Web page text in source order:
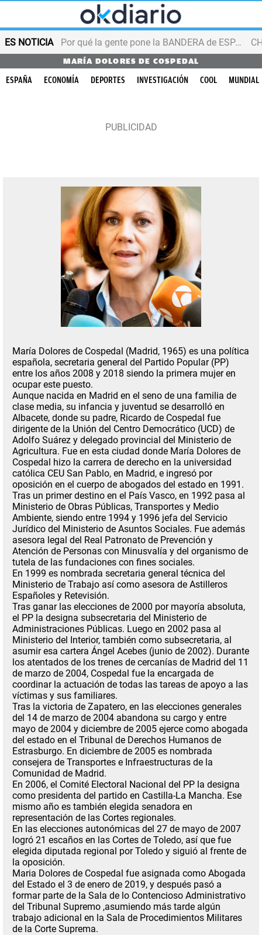
ES NOTICIA Por qué la gente pone la BANDERA de ESPAÑA en el balcón
MARÍA DOLORES DE COSPEDAL
ESPAÑA ECONOMÍA DEPORTES INVESTIGACIÓN COOL MUNDIAL
María Dolores de Cospedal (Madrid, 1965) es una política
española, secretaria general del Partido Popular (PP)
entre los años 2008 y 2018 siendo la primera mujer en
ocupar este puesto.
Aunque nacida en Madrid en el seno de una familia de
clase media, su infancia y juventud se desarrolló en
Albacete, donde su padre, Ricardo de Cospedal fue
dirigente de la Unión del Centro Democrático (UCD) de
Adolfo Suárez y delegado provincial del Ministerio de
Agricultura. Fue en esta ciudad donde María Dolores de
Cospedal hizo la carrera de derecho en la universidad
católica CEU San Pablo, en Madrid, e ingresó por
oposición en el cuerpo de abogados del estado en 1991.
Tras un primer destino en el País Vasco, en 1992 pasa al
Ministerio de Obras Públicas, Transportes y Medio
Ambiente, siendo entre 1994 y 1996 jefa del Servicio
Jurídico del Ministerio de Asuntos Sociales. Fue además
asesora legal del Real Patronato de Prevención y
Atención de Personas con Minusvalía y del organismo de
tutela de las fundaciones con fines sociales.
En 1999 es nombrada secretaria general técnica del
Ministerio de Trabajo así como asesora de Astilleros
Españoles y Retevisión.
Tras ganar las elecciones de 2000 por mayoría absoluta,
el PP la designa subsecretaria del Ministerio de
Administraciones Públicas. Luego en 2002 pasa al
Ministerio del Interior, también como subsecretaria, al
asumir esa cartera Ángel Acebes (junio de 2002). Durante
los atentados de los trenes de cercanías de Madrid del 11
de marzo de 2004, Cospedal fue la encargada de
coordinar la actuación de todas las tareas de apoyo a las
víctimas y sus familiares.
Tras la victoria de Zapatero, en las elecciones generales
del 14 de marzo de 2004 abandona su cargo y entre
mayo de 2004 y diciembre de 2005 ejerce como abogada
del estado en el Tribunal de Derechos Humanos de
Estrasburgo. En diciembre de 2005 es nombrada
consejera de Transportes e Infraestructuras de la
Comunidad de Madrid.
En 2006, el Comité Electoral Nacional del PP la designa
como presidenta del partido en Castilla-La Mancha. Ese
mismo año es también elegida senadora en
representación de las Cortes regionales.
En las elecciones autonómicas del 27 de mayo de 2007
logró 21 escaños en las Cortes de Toledo, así que fue
elegida diputada regional por Toledo y siguió al frente de
la oposición.
Maria Dolores de Cospedal fue asignada como Abogada
del Estado el 3 de enero de 2019, y después pasó a
formar parte de la Sala de lo Contencioso Administrativo
del Tribunal Supremo ,asumiendo más tarde algún
trabajo adicional en la Sala de Procedimientos Militares
de la Corte Suprema.